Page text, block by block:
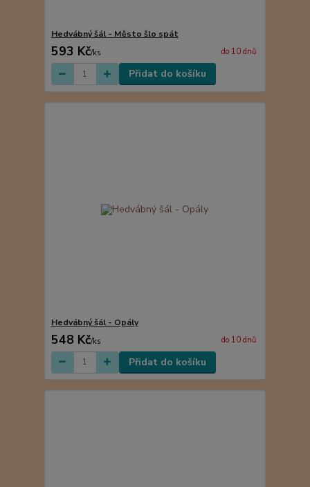
Hedvábný šál - Město šlo spát
593 Kč/ks do 10 dnů
Přidat do košíku
Hedvábný šál - Opály
548 Kč/ks do 10 dnů
Přidat do košíku